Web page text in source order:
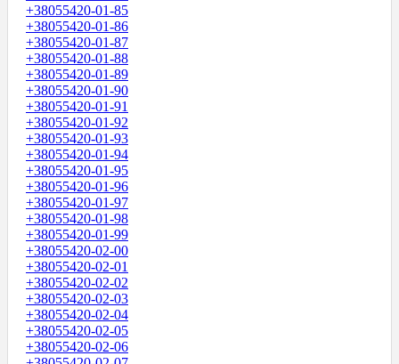
+38055420-01-85
+38055420-01-86
+38055420-01-87
+38055420-01-88
+38055420-01-89
+38055420-01-90
+38055420-01-91
+38055420-01-92
+38055420-01-93
+38055420-01-94
+38055420-01-95
+38055420-01-96
+38055420-01-97
+38055420-01-98
+38055420-01-99
+38055420-02-00
+38055420-02-01
+38055420-02-02
+38055420-02-03
+38055420-02-04
+38055420-02-05
+38055420-02-06